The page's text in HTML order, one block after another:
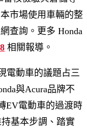
市場使用車輛的整
查詢。更多 Honda
相關報導。
電動車的議題占三
與Acura品牌不
EV電動車的過渡時
基本步調、踏實